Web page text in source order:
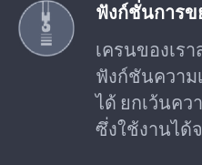
ฟังก์ชั่นการข
เครนของเร
ฟังก์ชันความ
ได้ ยกเว้นคว
ซึ่งใช้งานได้